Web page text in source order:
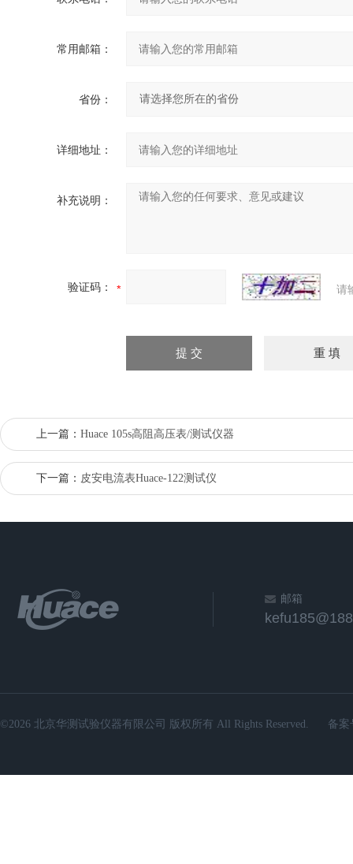
常用邮箱：
省份：
详细地址：
补充说明：
验证码： 请
上一篇： Huace 105s高阻高压表/测试仪器
下一篇： 皮安电流表Huace-122测试仪
邮箱
©2026 北京华测试验仪器有限公司 版权所有 All Rights Reserved. 备案